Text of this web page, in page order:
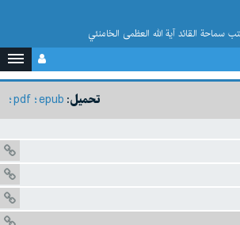
سماحة القائد آية الله العظمى الخامنئي
تحميل: epub
pdf